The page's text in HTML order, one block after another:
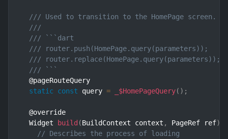
/// Used to transition to the HomePage screen.
///
/// ```dart
/// router.push(HomePage.query(parameters));    //
/// router.replace(HomePage.query(parameters));
/// ```
  @pageRouteQuery
static const query = _$HomePageQuery( ) ;
  @override
  Widget
build (BuildContext context , PageRef ref)
// Describes the process of loading